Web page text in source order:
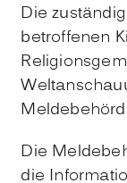
Die
betroffenen
Die
die